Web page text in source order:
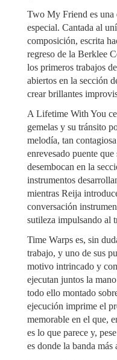
Two My Friend es una
especial. Cantada al
composición, escrita
regreso de la Berklee
los primeros trabajos
abiertos en la sección
crear brillantes
A Lifetime With You
gemelas y su tránsito
melodía, tan
enrevesado puente
desembocan en la
instrumentos
mientras Reija
conversación
sutileza impulsando al
Time Warps es, sin
trabajo, y uno de sus
motivo intrincado y
ejecutan juntos la
todo ello montado
ejecución imprime el
memorable en el que,
es lo que parece y,
es donde la banda más